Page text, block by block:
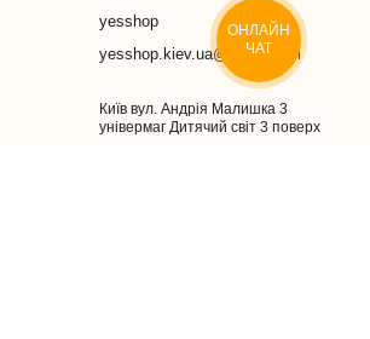
yesshop
yesshop.kiev.ua@gmail.com
Київ вул. Андрія Малишка 3
універмаг Дитячий світ 3 поверх
ОНЛАЙН
ЧАТ